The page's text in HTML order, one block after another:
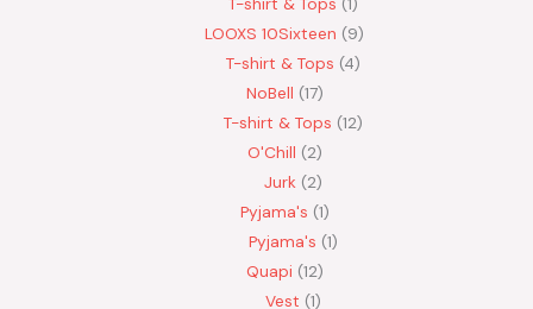
LOOXS 10Sixteen
9
T-shirt & Tops 4
NoBell 17
T-shirt & Tops 12
O'Chill 2
Jurk
2
Pyjama's 1
Pyjama's 1
Quapi 12
Vest 1